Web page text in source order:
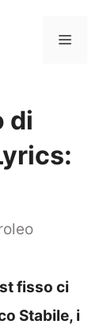
Menu
di
fisso ci
Stabile, i